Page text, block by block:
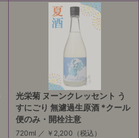
光栄菊 ヌーンクレッセント う
すにごり 無濾過生原酒 *クール
便のみ・開栓注意
720ml ／ ￥2,200 （税込）